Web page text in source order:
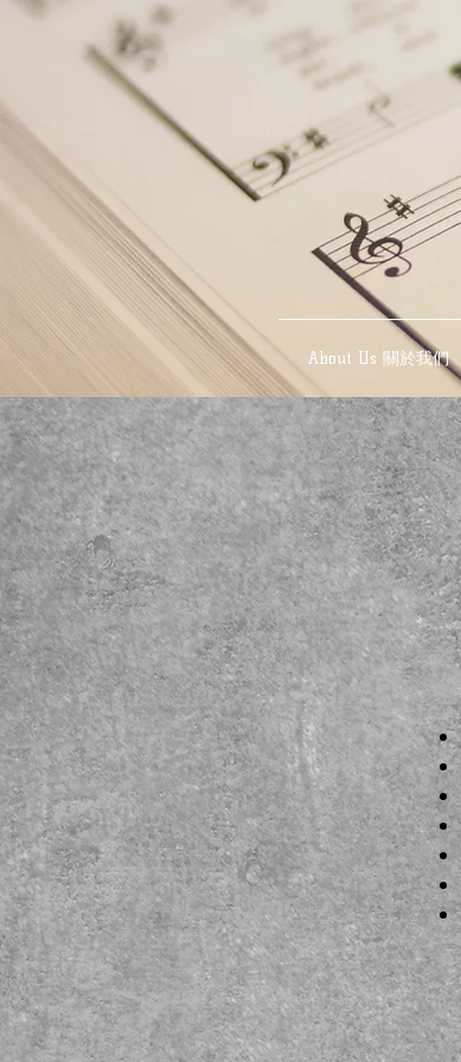
About Us 關於我們